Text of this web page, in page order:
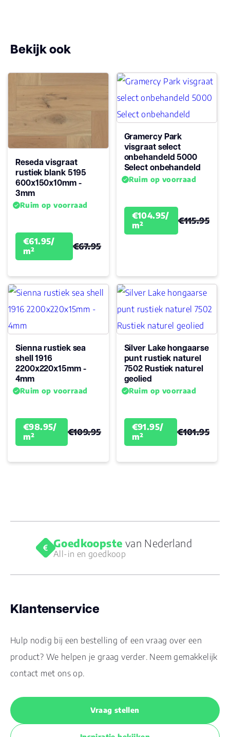
Bekijk ook
Reseda visgraat
rustiek blank 5195
600x150x10mm -
3mm
Ruim op voorraad
€61.95/
m²
€67.95
Gramercy Park
visgraat select
onbehandeld 5000
Select onbehandeld
Ruim op voorraad
€104.95/
m²
€115.95
Sienna rustiek sea
shell 1916
2200x220x15mm -
4mm
Ruim op voorraad
€98.95/
m²
€109.95
Silver Lake hongaarse
punt rustiek naturel
7502 Rustiek naturel
geolied
Ruim op voorraad
€91.95/
m²
€101.95
Goedkoopste van Nederland
All-in en goedkoop
Klantenservice
Hulp nodig bij een bestelling of een vraag over een
product? We helpen je graag verder. Neem gemakkelijk
contact met ons op.
Vraag stellen